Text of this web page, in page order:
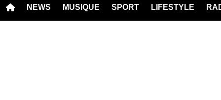
NEWS MUSIQUE SPORT LIFESTYLE